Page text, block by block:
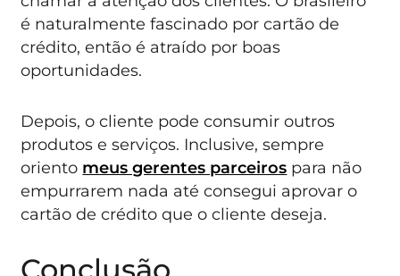
é naturalmente fascinado por cartão de
crédito, então é atraído por boas
oportunidades.
Depois, o cliente pode consumir outros
produtos e serviços. Inclusive, sempre
oriento meus gerentes parceiros para não
empurrarem nada até consegui aprovar o
cartão de crédito que o cliente deseja.